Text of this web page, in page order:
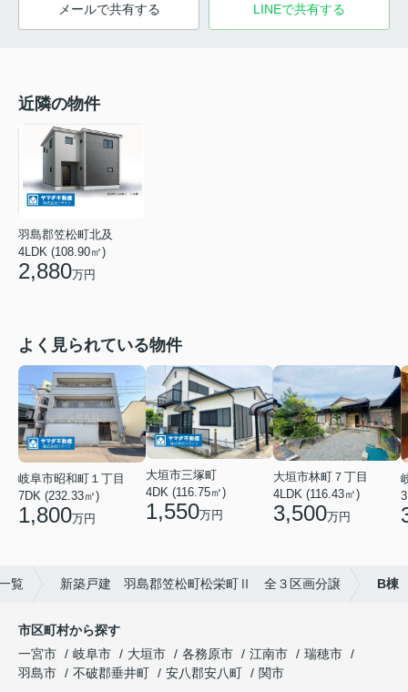
メールで共有する LINEで共有する
近隣の物件
羽島郡笠松町北及
4LDK (108.90㎡)
2,880万円
よく見られている物件
岐阜市昭和町１丁目
7DK (232.33㎡)
1,800万円
大垣市三塚町
4DK (116.75㎡)
1,550万円
大垣市林町７丁目
4LDK (116.43㎡)
3,500万円
覧 新築戸建 羽島郡笠松町松栄町Ⅱ 全３区画分譲 B棟
市区町村から探す
一宮市
岐阜市 大垣市 各務原市 江南市
瑞穂市
羽島市
不破郡垂井町 安八郡安八町
関市